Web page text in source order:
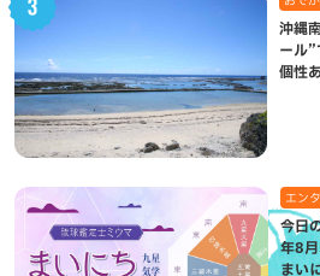
沖縄
ール”
個性
エン
今日
年8
まい